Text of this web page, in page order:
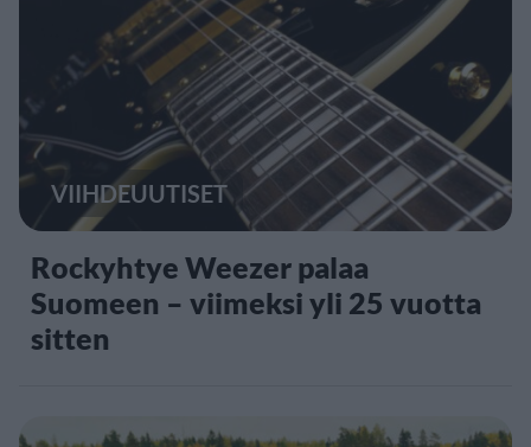
VIIHDEUUTISET
Rockyhtye Weezer palaa
Suomeen – viimeksi yli 25 vuotta
sitten